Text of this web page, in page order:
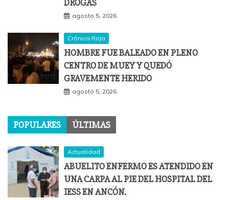
DROGAS
agosto 5, 2026
Crónica Roja
HOMBRE FUE BALEADO EN PLENO
CENTRO DE MUEY Y QUEDÓ
GRAVEMENTE HERIDO
agosto 5, 2026
POPULARES ÚLTIMAS
Actualidad
ABUELITO ENFERMO ES ATENDIDO EN
UNA CARPA AL PIE DEL HOSPITAL DEL
IESS EN ANCÓN.